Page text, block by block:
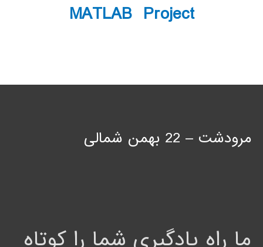
MATLAB Project
مرودشت – 22 بهمن شمالی
ما راه یادگیری شما را کوتاه